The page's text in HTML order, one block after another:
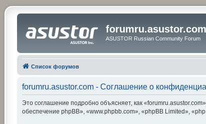
forumru.asustor.com
ASUSTOR Russian Community Forum
Список форумов
forumru.asustor.com - Соглашение о
Это соглашение подробно объясняет, как
обеспечение phpBB», «www.phpbb.com», «phpBB Limited»,